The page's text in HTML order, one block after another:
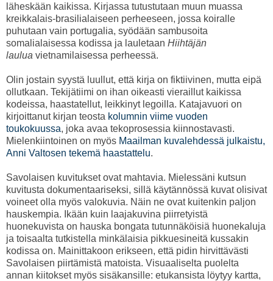
läheskään kaikissa. Kirjassa tutustutaan muun muassa
kreikkalais-brasilialaiseen perheeseen, jossa koiralle
puhutaan vain portugalia, syödään sambusoita
somalialaisessa kodissa ja lauletaan Hiihtäjän
laulua vietnamilaisessa perheessä.
Olin jostain syystä luullut, että kirja on fiktiivinen, mutta eipä
ollutkaan. Tekijätiimi on ihan oikeasti vieraillut kaikissa
kodeissa, haastatellut, leikkinyt legoilla. Katajavuori on
kirjoittanut kirjan teosta kolumnin viime vuoden
toukokuussa, joka avaa tekoprosessia kiinnostavasti.
Mielenkiintoinen on myös Maailman kuvalehdessä julkaistu,
Anni Valtosen tekemä haastattelu.
Savolaisen kuvitukset ovat mahtavia. Mielessäni kutsun
kuvitusta dokumentaariseksi, sillä käytännössä kuvat olisivat
voineet olla myös valokuvia. Näin ne ovat kuitenkin paljon
hauskempia. Ikään kuin laajakuvina piirretyistä
huonekuvista on hauska bongata tutunnäköisiä huonekaluja
ja toisaalta tutkistella minkälaisia pikkuesineitä kussakin
kodissa on. Mainittakoon erikseen, että pidin hirvittävästi
Savolaisen piirtämistä matoista. Visuaaliselta puolelta
annan kiitokset myös sisäkansille: etukansista löytyy kartta,